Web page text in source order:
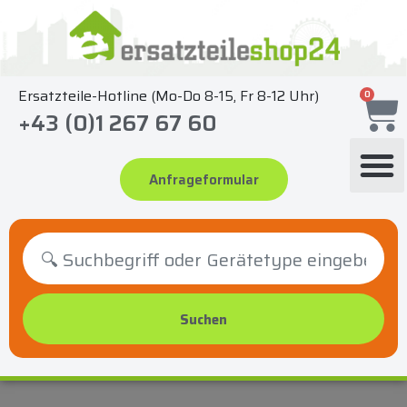
springen
Ersatzteile-Hotline (Mo-Do 8-15, Fr 8-12 Uhr)
+43 (0)1 267 67 60
Anfrageformular
0